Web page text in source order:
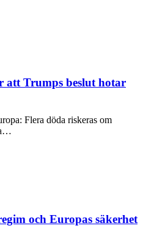
att Trumps beslut hotar
Flera döda riskeras om
och Europas säkerhet